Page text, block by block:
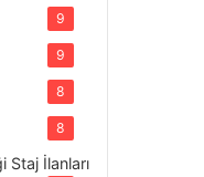
9
9
8
8
Staj İlanları